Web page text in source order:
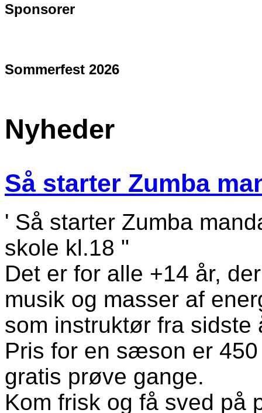
Sponsorer
Sommerfest 2026
Nyheder
Så starter Zumba
' Så starter Zumba
skole kl.18 "
Det er for alle +14 år,
musik og masser af
som instruktør fra sidste
Pris for en sæson er
gratis prøve gange.
Kom frisk og få sved på